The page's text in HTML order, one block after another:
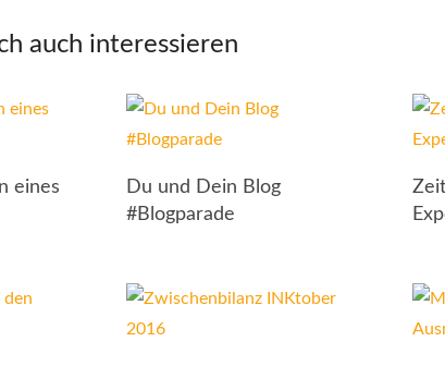
auch interessieren
eines
Du und Dein Blog
#Blogparade